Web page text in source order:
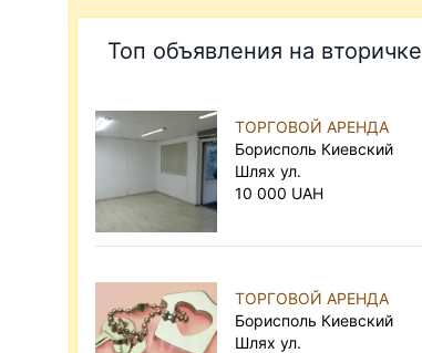
Топ объявления на вторичке
ТОРГОВОЙ АРЕНДА
Борисполь Киевский
Шлях ул.
10 000 UAH
ТОРГОВОЙ АРЕНДА
Борисполь Киевский
Шлях ул.